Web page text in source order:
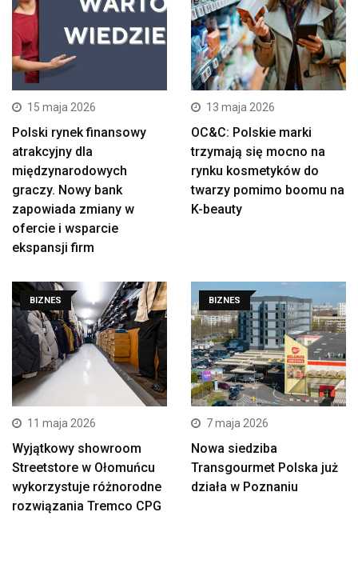
15 maja 2026
Polski rynek finansowy
atrakcyjny dla
międzynarodowych
graczy. Nowy bank
zapowiada zmiany w
ofercie i wsparcie
ekspansji firm
13 maja 2026
OC&C: Polskie marki
trzymają się mocno na
rynku kosmetyków do
twarzy pomimo boomu na
K-beauty
BIZNES
11 maja 2026
Wyjątkowy showroom
Streetstore w Ołomuńcu
wykorzystuje różnorodne
rozwiązania Tremco CPG
BIZNES
7 maja 2026
Nowa siedziba
Transgourmet Polska już
działa w Poznaniu